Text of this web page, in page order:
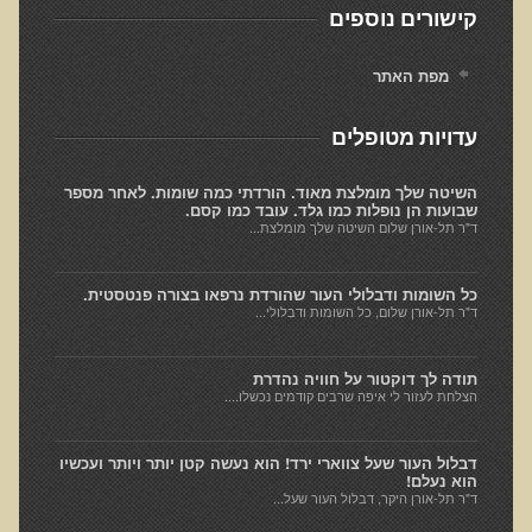
סדנאות מעמיקות
Dr. T in 3
Raw Cacao
Gluten Sensitivity
Green Savouries
Novadermy - Facial Rejuvination
Chronic Fatigue Syndrome
The Raw Food Diet
Organic Acid Test
Protein
Meat
Fibromyalgia
קישורים נוספים
מפת האתר
עדויות מטופלים
השיטה שלך מומלצת מאוד. הורדתי כמה שומות. לאחר מספר
שבועות הן נופלות כמו גלד. עובד כמו קסם.
ד"ר תל-אורן שלום השיטה שלך מומלצת...
כל השומות ודבלולי העור שהורדת נרפאו בצורה פנטסטית.
ד"ר תל-אורן שלום, כל השומות ודבלולי...
תודה לך דוקטור על חוויה נהדרת
הצלחת לעזור לי איפה שרבים קודמים נכשלו....
דבלול העור שעל צווארי ירד! הוא נעשה קטן יותר ויותר ועכשיו
הוא נעלם!
ד"ר תל-אורן היקר, דבלול העור שעל...